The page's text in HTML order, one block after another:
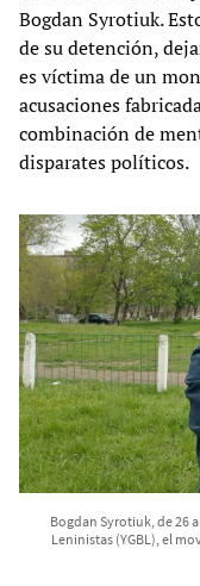
Bogdan Syrotiuk.
de su detención,
es víctima de un
acusaciones
combinación de
disparates políticos.
Bogdan Syrotiuk, de 26
Leninistas (YGBL), el